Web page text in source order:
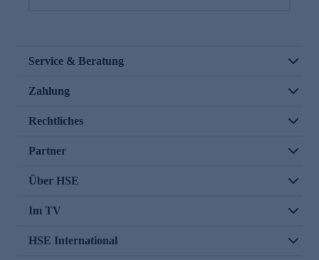
Service & Beratung
Zahlung
Rechtliches
Partner
Über HSE
Im TV
HSE International